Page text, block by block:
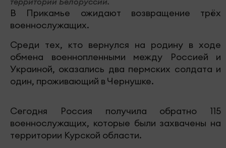
В Прикамье ожидают возвращение трёх
военнослужащих.
Среди тех, кто вернулся на родину в ходе
обмена военнопленными между Россией и
Украиной, оказались два пермских солдата и
один, проживающий в Чернушке.
Сегодня Россия получила обратно 115
военнослужащих, которые были захвачены на
территории Курской области.